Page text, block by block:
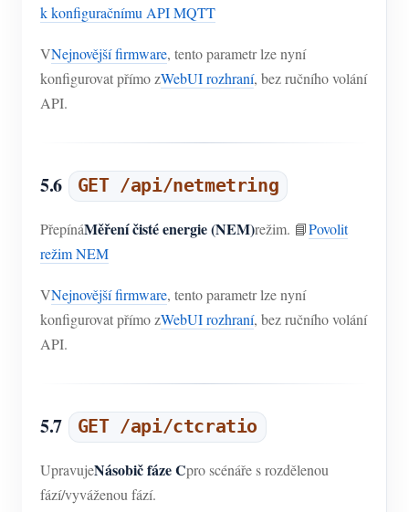
k konfiguračnímu API MQTT
VNejnovější firmware, tento parametr lze nyní
konfigurovat přímo zWebUI rozhraní, bez ručního volání
API.
5.6 GET /api/netmetring
PřepínáMěření čisté energie (NEM)režim. 📘Povolit
režim NEM
VNejnovější firmware, tento parametr lze nyní
konfigurovat přímo zWebUI rozhraní, bez ručního volání
API.
5.7 GET /api/ctcratio
UpravujeNásobič fáze Cpro scénáře s rozdělenou
fází/vyváženou fází.